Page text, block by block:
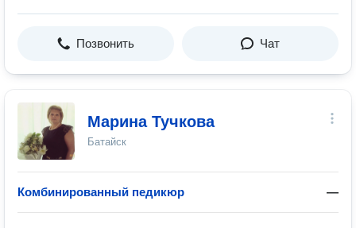
Позвонить Чат
Марина Тучкова
Батайск
Комбинированный педикюр —